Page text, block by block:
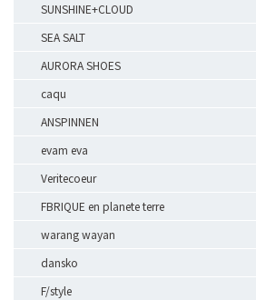
SUNSHINE+CLOUD
SEA SALT
AURORA SHOES
caqu
ANSPINNEN
evam eva
Veritecoeur
FBRIQUE en planete terre
warang wayan
dansko
F/style